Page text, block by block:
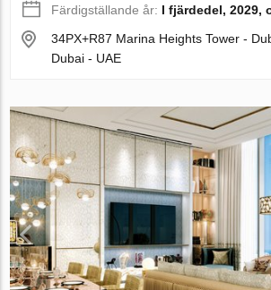
Färdigställande år: I fjärdedel, 2029,
34PX+R87 Marina Heights Tower -
Dubai - UAE